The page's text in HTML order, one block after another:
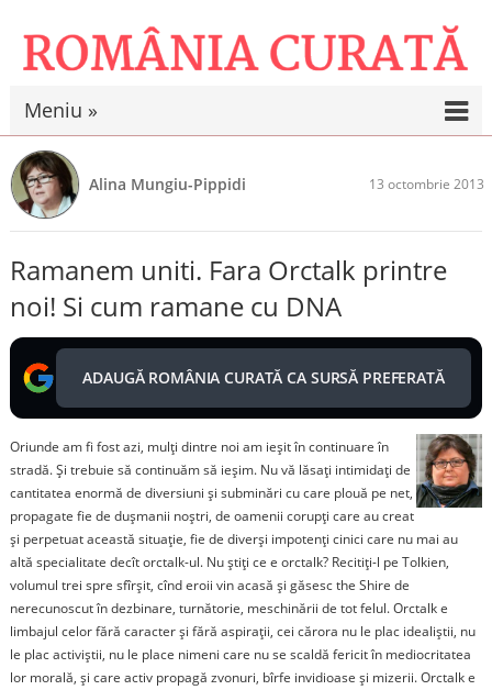
Meniu »
Alina Mungiu-Pippidi 13 octombrie 2013
Ramanem uniti. Fara Orctalk printre
noi! Si cum ramane cu DNA
ADAUGĂ ROMÂNIA CURATĂ CA SURSĂ PREFERATĂ
Oriunde am fi fost azi, mulţi dintre noi am ieşit în continuare în
stradă. Şi trebuie să continuăm să ieşim. Nu vă lăsaţi intimidaţi de
cantitatea enormă de diversiuni şi subminări cu care plouă pe net,
propagate fie de duşmanii noştri, de oamenii corupţi care au creat
şi perpetuat această situaţie, fie de diverşi impotenţi cinici care nu mai au
altă specialitate decît orctalk-ul. Nu ştiţi ce e orctalk? Recitiţi-l pe Tolkien,
volumul trei spre sfîrşit, cînd eroii vin acasă şi găsesc the Shire de
nerecunoscut în dezbinare, turnătorie, meschinării de tot felul. Orctalk e
limbajul celor fără caracter şi fără aspiraţii, cei cărora nu le plac idealiştii, nu
le plac activiştii, nu le place nimeni care nu se scaldă fericit în mediocritatea
lor morală, şi care activ propagă zvonuri, bîrfe invidioase şi mizerii. Orctalk e